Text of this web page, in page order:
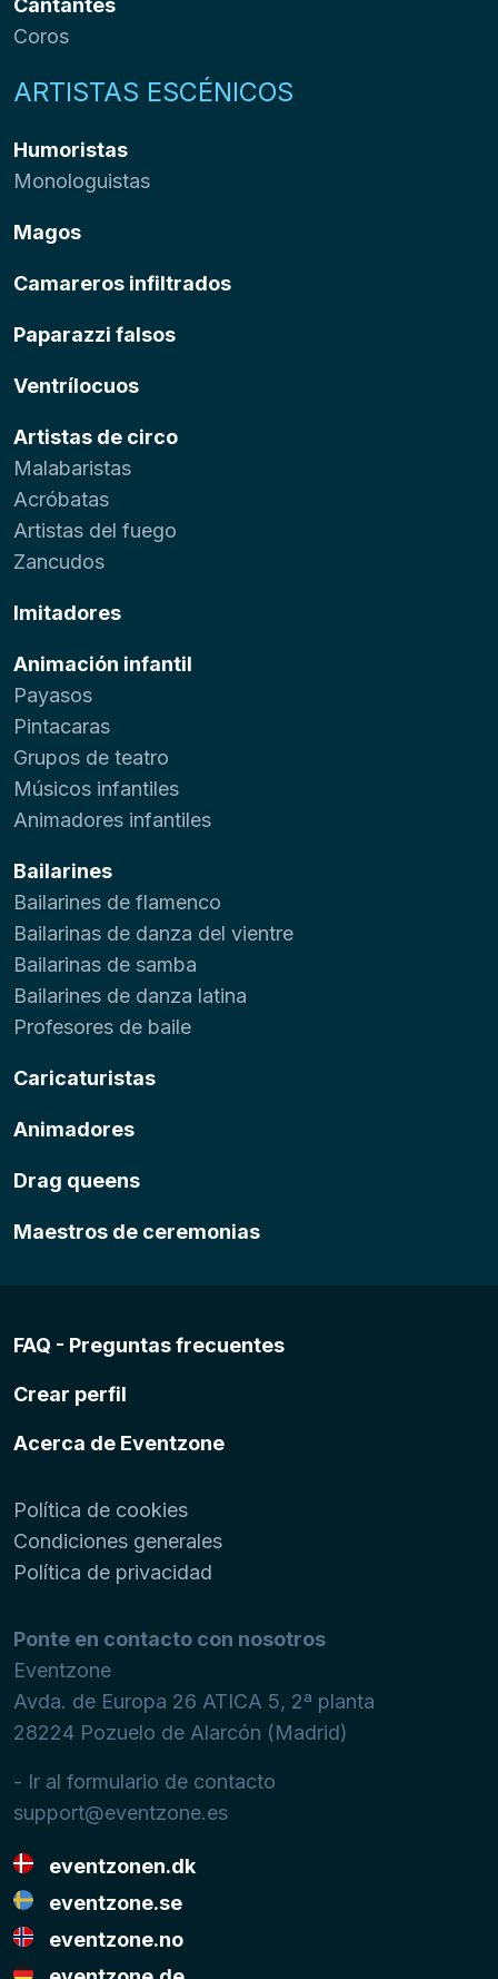
Coros
ARTISTAS ESCÉNICOS
Humoristas
Monologuistas
Magos
Camareros infiltrados
Paparazzi falsos
Ventrílocuos
Artistas de circo
Malabaristas
Acróbatas
Artistas del fuego
Zancudos
Imitadores
Animación infantil
Payasos
Pintacaras
Grupos de teatro
Músicos infantiles
Animadores infantiles
Bailarines
Bailarines de flamenco
Bailarinas de danza del vientre
Bailarinas de samba
Bailarines de danza latina
Profesores de baile
Caricaturistas
Animadores
Drag queens
Maestros de ceremonias
FAQ - Preguntas frecuentes
Crear perfil
Acerca de Eventzone
Política de cookies
Condiciones generales
Política de privacidad
Ponte en contacto con nosotros
Eventzone
Avda. de Europa 26 ATICA 5, 2ª planta
28224 Pozuelo de Alarcón (Madrid)
- Ir al formulario de contacto
support@eventzone.es
eventzonen.dk
eventzone.se
eventzone.no